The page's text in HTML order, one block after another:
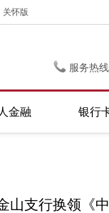
关怀版
服务热
金融 银行
山支行换领《